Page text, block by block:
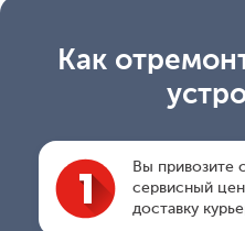
Как
Вы привозите
сервисный
доставку